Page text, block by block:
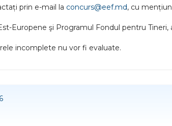
prin e-mail la concurs@eef.md, cu
Europene şi Programul Fondul pentru Tineri,
incomplete nu vor fi evaluate.